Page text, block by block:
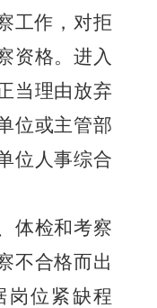
工作，对拒
资格。进入
当理由放弃
位或主管部
位人事综合
体检和考察
不合格而出
岗位紧缺程